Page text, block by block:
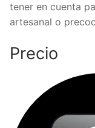
tener en cuenta
artesanal o
Precio